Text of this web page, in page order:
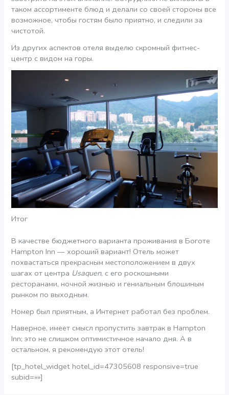
таком ассортименте блюд и делали со своей стороны все
возможное, чтобы гостям было приятно, и следили за
чистотой.
Из других аспектов отеля выделю скромный фитнес-
центр с видом на горы.
Итог
В качестве бюджетного варианта проживания в Боготе
Hampton Inn — хороший вариант! Отель может
похвастаться прекрасным местоположением в двух
шагах от центра Usaquen, с его роскошными
ресторанами, ночной жизнью и гениальным блошиным
рынком по выходным.
Номер был приятным, а Интернет работал без проблем.
Наверное, имеет смысл пропустить завтрак в Hampton
Inn; это не слишком оптимистичное начало дня. А в
остальном, я рекомендую этот отель!
[tp_hotel_widget hotel_id=47305608 responsive=true
subid=»»]